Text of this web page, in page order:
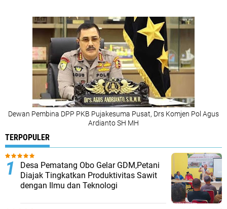
Dewan Pembina DPP PKB Pujakesuma Pusat, Drs Komjen Pol Agus
Ardianto SH MH
TERPOPULER
Desa Pematang Obo Gelar GDM,Petani
Diajak Tingkatkan Produktivitas Sawit
dengan Ilmu dan Teknologi